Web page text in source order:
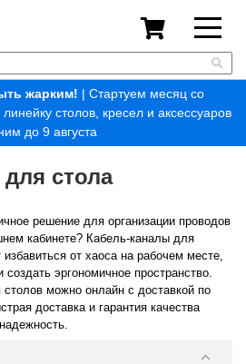
жарким! | Стартуем месяц со
столов, кресел и аксессуаров
до 9 августа
стола
решение для организации проводов
кабинете? Кабель-каналы для
от хаоса на рабочем месте,
создать эргономичное пространство.
можно онлайн с доставкой по
доставка и гарантия качества